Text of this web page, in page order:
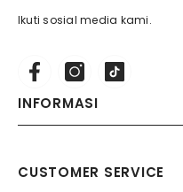
Ikuti sosial media kami.
INFORMASI
CUSTOMER SERVICE